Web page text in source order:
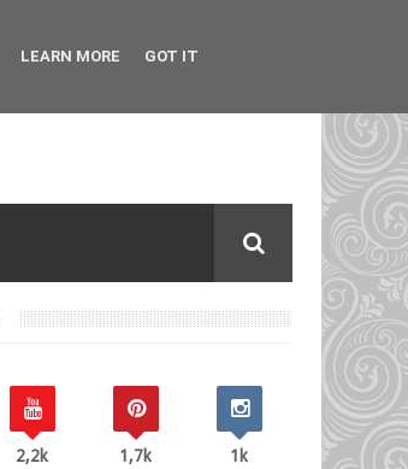
2,2k 1,7k 1k
LEARN MORE GOT IT